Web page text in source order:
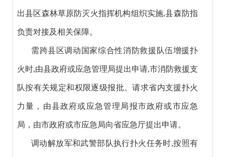
出县区森林草原防灭火指挥机构组织实施,县森防指
负责对接及相关保障。
需跨县区调动国家综合性消防救援队伍增援扑
火时,由县政府或应急管理局提出申请,市消防救援支
队按有关规定和权限逐级报批。请求省内支援扑火
力量，由县政府或应急管理局报市政府或市应急
局，由市政府或市应急局向省应急厅提出申请。
调动解放军和武警部队执行扑火任务时,按照有